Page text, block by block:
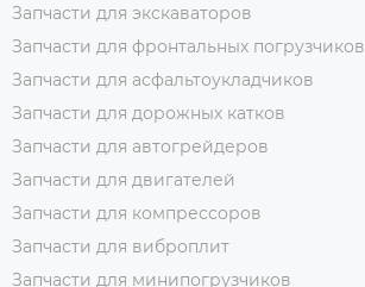
Запчасти для экскаваторов
Запчасти для фронтальных погрузчиков
Запчасти для асфальтоукладчиков
Запчасти для дорожных катков
Запчасти для автогрейдеров
Запчасти для двигателей
Запчасти для компрессоров
Запчасти для виброплит
Запчасти для минипогрузчиков